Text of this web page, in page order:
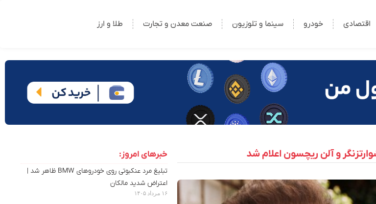
اقتصادی خودرو سینما و تلوزیون صنعت معدن و تجارت طلا و ارز
خبرهای امروز:
تبلیغ مرد عنکبوتی روی خودروهای BMW ظاهر شد |
اعتراض شدید مالکان
۱۶ مرداد ۱۴۰۵